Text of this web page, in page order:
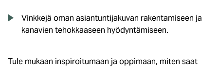
Vinkkejä oman asiantuntijakuvan rakentamiseen ja
kanavien tehokkaaseen hyödyntämiseen.
Tule mukaan inspiroitumaan ja oppimaan, miten saat